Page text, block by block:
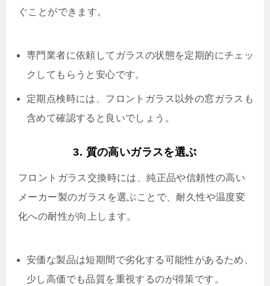
ぐことができます。
専門業者に依頼してガラスの状態を定期的にチェッ
クしてもらうと安心です。
定期点検時には、フロントガラス以外の窓ガラスも
含めて確認すると良いでしょう。
3. 質の高いガラスを選ぶ
フロントガラス交換時には、純正品や信頼性の高い
メーカー製のガラスを選ぶことで、耐久性や温度変
化への耐性が向上します。
安価な製品は短期間で劣化する可能性があるため、
少し高価でも品質を重視するのが得策です。